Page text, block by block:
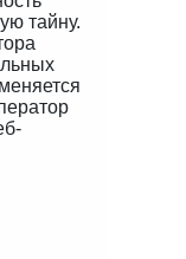
тайну.